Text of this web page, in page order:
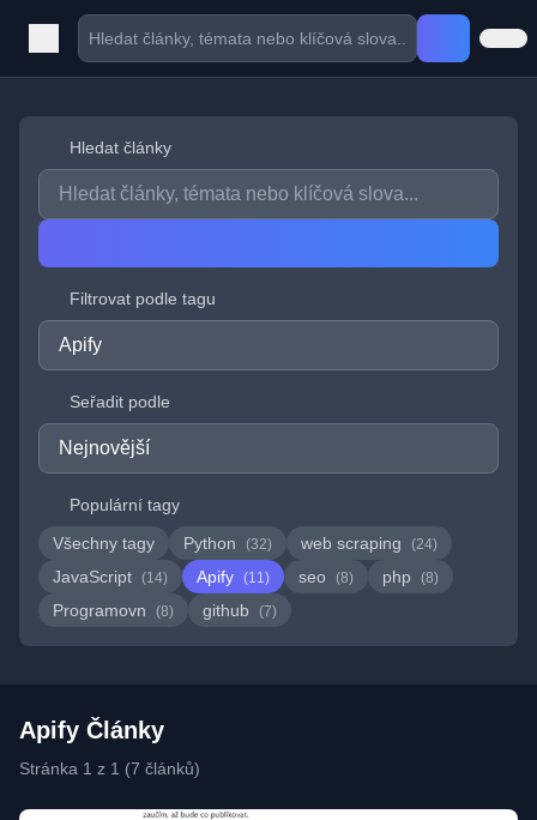
Hledat články
Filtrovat podle tagu
Seřadit podle
Populární tagy
Všechny tagy
Python (32) web scraping (24)
JavaScript (14) Apify (11) seo (8) php (8)
Programovn (8) github (7)
Apify Články
Stránka 1 z 1 (7 článků)